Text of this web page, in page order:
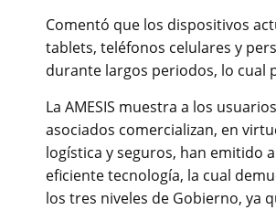
Comentó que los dispositivos
tablets, teléfonos celulares y
durante largos periodos, lo
La AMESIS muestra a los
asociados comercializan, en
logística y seguros, han emitido
eficiente tecnología, la cual
los tres niveles de Gobierno, ya